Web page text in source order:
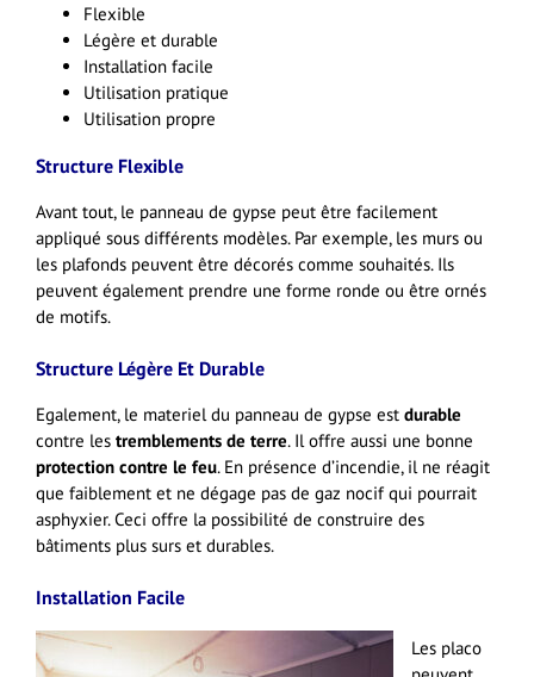
Flexible
Légère et durable
Installation facile
Utilisation pratique
Utilisation propre
Structure Flexible
Avant tout, le panneau de gypse peut être facilement
appliqué sous différents modèles. Par exemple, les murs ou
les plafonds peuvent être décorés comme souhaités. Ils
peuvent également prendre une forme ronde ou être ornés
de motifs.
Structure Légère Et Durable
Egalement, le materiel du panneau de gypse est durable
contre les tremblements de terre. Il offre aussi une bonne
protection contre le feu. En présence d’incendie, il ne réagit
que faiblement et ne dégage pas de gaz nocif qui pourrait
asphyxier. Ceci offre la possibilité de construire des
bâtiments plus surs et durables.
Installation Facile
Les placo